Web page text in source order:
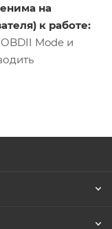
на
к работе:
Mode и